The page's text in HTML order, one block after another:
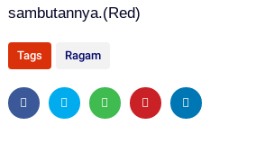
sambutannya.(Red)
Tags Ragam